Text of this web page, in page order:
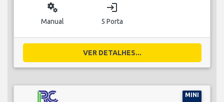
miscellaneous_services
Manual
login
5 Porta
VER DETALHES...
MINI